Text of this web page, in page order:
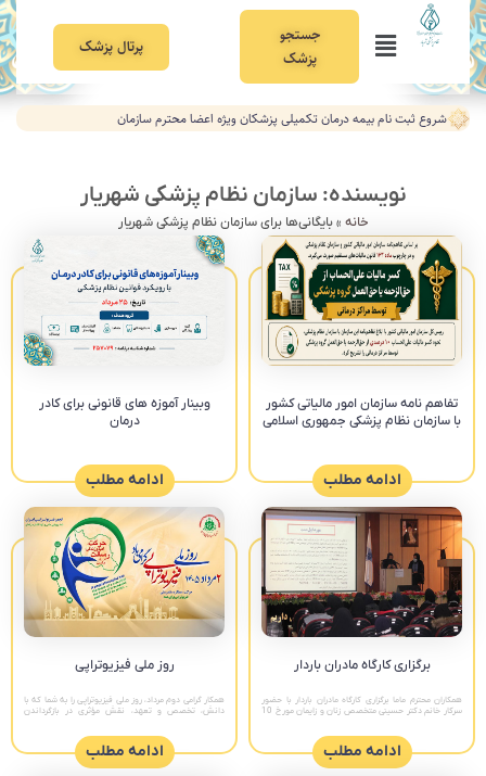
جستجو
پزشک
پرتال پزشک
شروع ثبت نام بیمه درمان تکمیلی پزشکان ویژه اعضا محترم سازمان
نویسنده: سازمان نظام پزشکی شهریار
خانه »بایگانی‌ها برای سازمان نظام پزشکی شهریار
تفاهم نامه سازمان امور مالیاتی کشور
با سازمان نظام پزشکی جمهوری اسلامی
ادامه مطلب
وبینار آموزه های قانونی برای کادر
درمان
ادامه مطلب
برگزاری کارگاه مادران باردار
همکاران محترم ماما برگزاری کارگاه مادران باردار با حضور
سرکار خانم دکتر حسینی متخصص زنان و زایمان مورخ 10
ادامه مطلب
روز ملی فیزیوتراپی
همکار گرامی دوم مرداد، روز ملی فیزیوتراپی را به شما که با
دانش، تخصص و تعهد، نقش مؤثری در بازگرداندن
ادامه مطلب